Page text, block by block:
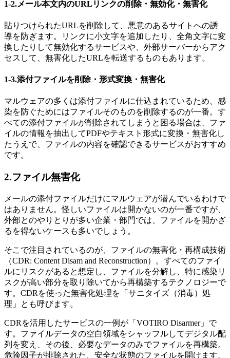
1-2.メール本文内のURLリンクの削除・無効化・無害化
貼りつけられたURLを削除して、悪意のあるサイトへの誘
導を防ぎます。リンクに小文字を追加したり、全角文字に変
換したりして無効化するサービスや、外部サーバーからアク
セスして、無害化したURLを転送するものもあります。
1-3.添付ファイルを削除・形式変換・無害化
マルウェアの多くは添付ファイルに仕込まれているため、感
染を防ぐためにはファイルそのものを削除するのが一番。す
べての添付ファイルが削除されてしまうと困る場合は、ファ
イルの情報を抽出してPDFやテキスト形式に変換・無害化し
たうえで、ファイルの内容を確認できるサービスがおすすめ
です。
2.ファイル無害化
メールの添付ファイルだけにマルウェアが潜んでいるわけで
はありません。怪しいファイルは開かないのが一番ですが、
外部とのやりとりが多い企業・部門では、ファイルを開かざ
るを得ないケースも多いでしょう。
そこで注目されているのが、ファイルの無害化・再構成技術
（CDR: Content Disam and Reconstruction）。すべてのファイ
ルにリスクがあると想定し、ファイルを分解し、特に感染リ
スクが高い部分を取り除いてから再構築するテクノロジーで
す。CDRを使った無害化処理を「サニタイズ（消毒）処
理」とも呼びます。
CDRを活用したサービスの一例が「VOTIRO Disarmer」で
す。ファイルデータの空白領域をシャッフルしてデジタル配
列を変え、その後、必要なデータのみでファイルを再構築。
危険因子が排除された、安全な状態のファイルを開けます。